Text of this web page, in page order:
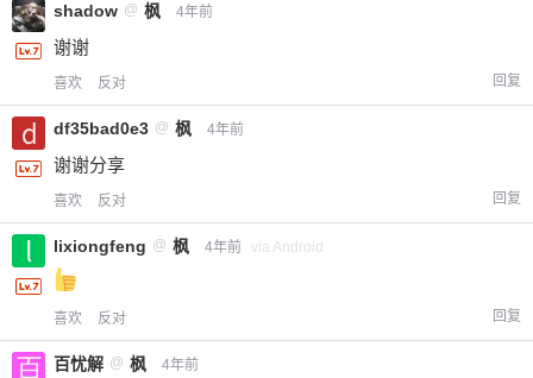
2
shadow @ 枫 4年前
谢谢
喜欢 反对 回复
df35bad0e3 @ 枫 4年前
谢谢分享
喜欢 反对 回复
lixiongfeng @ 枫 4年前 via Android
喜欢 反对 回复
百忧解 @ 枫 4年前
您没有权限发布内容，请购买会员或者提升权
限。